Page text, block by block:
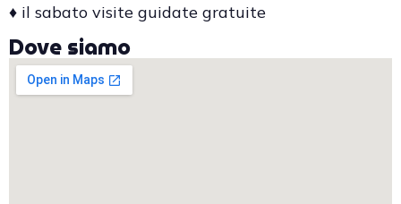
♦ il sabato visite guidate gratuite
Dove siamo